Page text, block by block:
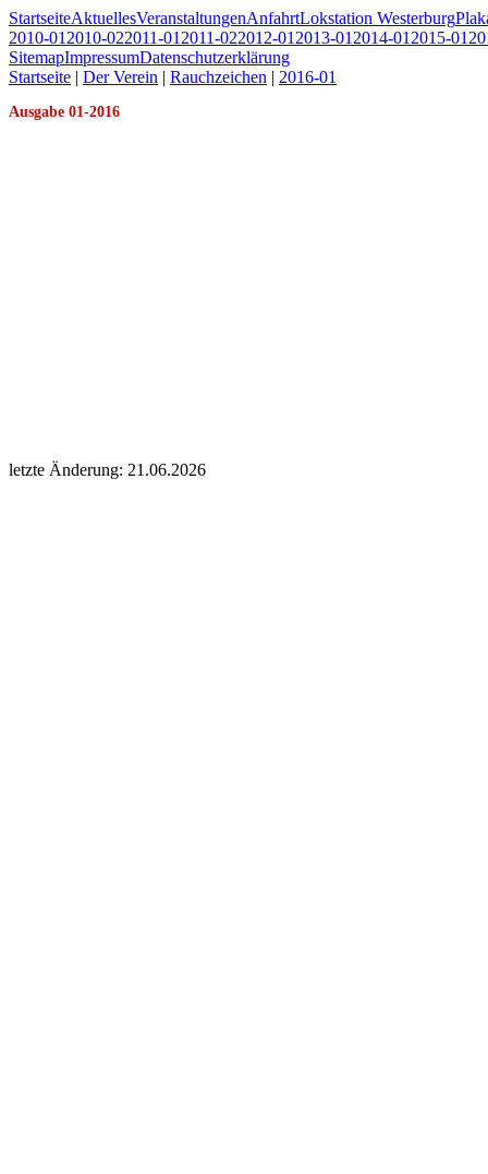
StartseiteAktuellesVeranstaltungenAnfahrtLokstation Westerburg
2010-01 2010-022011-01 2011-022012-01 2013-01 2014-01 2015-01
SitemapImpressumDatenschutzerklärung
Startseite | Der Verein | Rauchzeichen | 2016-01
Ausgabe 01-2016
letzte Änderung: 21.06.2026